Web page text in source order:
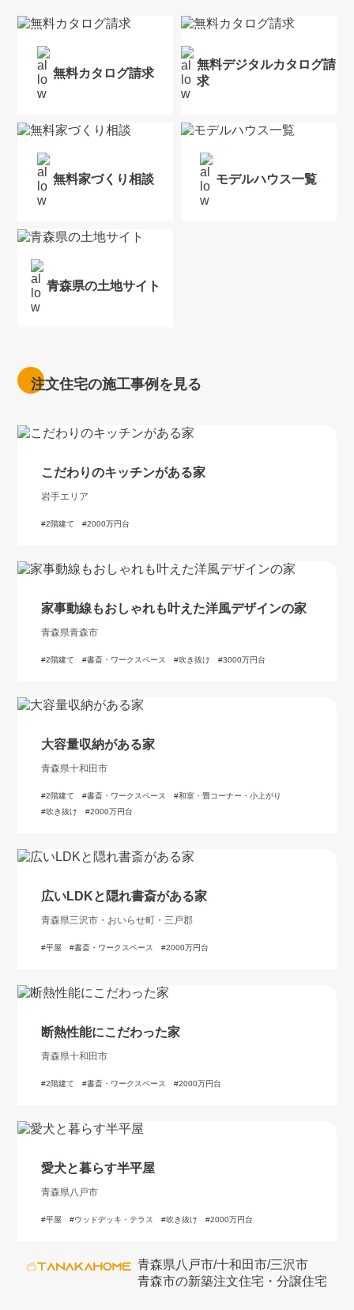
無料カタログ請求
無料デジタルカタログ請
求
無料家づくり相談 モデルハウス一覧
青森県の土地サイト
注文住宅の施工事例を見る
こだわりのキッチンがある家
岩手エリア
2階建て 2000万円台
家事動線もおしゃれも叶えた洋風デザインの家
青森県青森市
2階建て 書斎・ワークスペース 吹き抜け 3000万円台
大容量収納がある家
青森県十和田市
2階建て 書斎・ワークスペース
和室・畳コーナー・小上がり
吹き抜け
2000万円台
広いLDKと隠れ書斎がある家
青森県三沢市・おいらせ町・三戸郡
平屋 書斎・ワークスペース 2000万円台
断熱性能にこだわった家
青森県十和田市
2階建て 書斎・ワークスペース 2000万円台
愛犬と暮らす半平屋
青森県八戸市
平屋 ウッドデッキ・テラス 吹き抜け 2000万円台
青森県八戸市/十和田市/三沢市
青森市の新築注文住宅・分譲住宅